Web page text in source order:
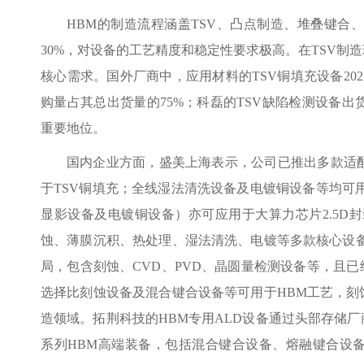
HBM的制造流程涵盖TSV、凸点制造、堆叠键合
30%，对设备的工艺精度和稳定性要求极高。在TSV制
核心需求。国外厂商中，应用材料的TSV铜填充设备
购量占其总出货量的75%；科磊的TSV缺陷检测设备
重要地位。
国内企业方面，盛美上海表示，公司已推出多款
于TSV铜填充；全线湿法清洗设备及电镀铜设备等均
显影设备及电镀铜设备）亦可应用于大算力芯片2.5D
蚀、薄膜沉积、热处理、湿法清洗、电镀等多款核心
局，包含刻蚀、CVD、PVD、晶圆量检测设备等，且
选择比刻蚀设备及混合键合设备等可用于HBM工艺，
造领域。拓荆科技的HBM专用ALD设备通过头部存储
系列HBM高端装备，包括混合键合设备、熔融键合设